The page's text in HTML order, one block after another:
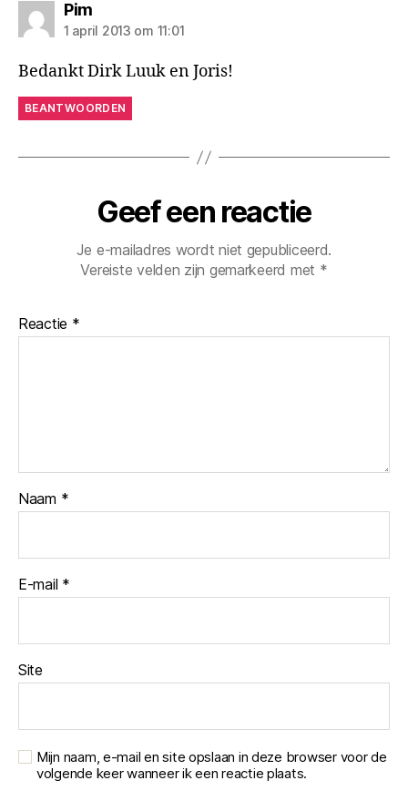
Pimzegt:
1 april 2013 om 11:01
Bedankt Dirk Luuk en Joris!
BEANTWOORDEN
Geef een reactie
Je e-mailadres wordt niet gepubliceerd.
Vereiste velden zijn gemarkeerd met *
Reactie *
Naam *
E-mail *
Site
Mijn naam, e-mail en site opslaan in deze browser voor de
volgende keer wanneer ik een reactie plaats.